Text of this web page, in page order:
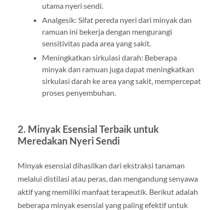
utama nyeri sendi.
Analgesik: Sifat pereda nyeri dari minyak dan
ramuan ini bekerja dengan mengurangi
sensitivitas pada area yang sakit.
Meningkatkan sirkulasi darah: Beberapa
minyak dan ramuan juga dapat meningkatkan
sirkulasi darah ke area yang sakit, mempercepat
proses penyembuhan.
2. Minyak Esensial Terbaik untuk
Meredakan Nyeri Sendi
Minyak esensial dihasilkan dari ekstraksi tanaman
melalui distilasi atau peras, dan mengandung senyawa
aktif yang memiliki manfaat terapeutik. Berikut adalah
beberapa minyak esensial yang paling efektif untuk